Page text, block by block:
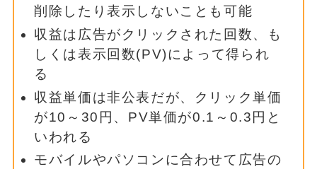
削除したり表示しないことも可能
収益は広告がクリックされた回数、も
しくは表示回数(PV)によって得られ
る
収益単価は非公表だが、クリック単価
が10～30円、PV単価が0.1～0.3円と
いわれる
モバイルやパソコンに合わせて広告の